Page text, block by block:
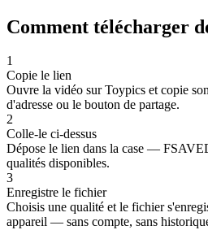
Comment télécharger
1
Copie le lien
Ouvre la vidéo sur Toypics et copie
d'adresse ou le bouton de partage.
2
Colle-le ci-dessus
Dépose le lien dans la case —
qualités disponibles.
3
Enregistre le fichier
Choisis une qualité et le fichier
appareil — sans compte, sans